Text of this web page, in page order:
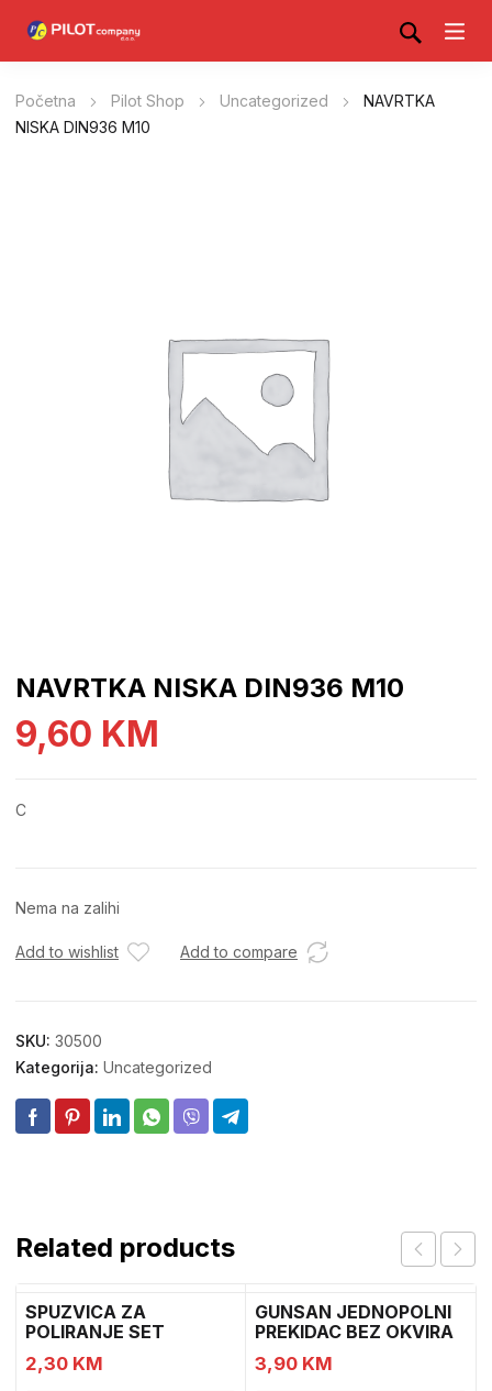
Početna Pilot Shop Uncategorized
NAVRTKA
NISKA DIN936 M10
NAVRTKA NISKA DIN936 M10
9,60 KM
C
Nema na zalihi
Add to wishlist Add to compare
SKU: 30500
Kategorija: Uncategorized
Related products
SPUZVICA ZA
POLIRANJE SET
2,30 KM
GUNSAN JEDNOPOLNI
PREKIDAC BEZ OKVIRA
11
3,90 KM